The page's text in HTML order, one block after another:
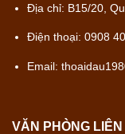
Địa chỉ: B15/20,
Điện thoại: 0908
Email:
VĂN PHÒNG